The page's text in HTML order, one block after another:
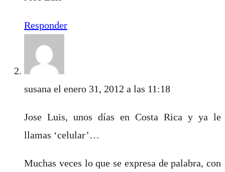
Responder
susana el enero 31, 2012 a las 11:18
Jose Luis, unos días en Costa Rica y ya le
llamas ‘celular’…
Muchas veces lo que se expresa de palabra, con